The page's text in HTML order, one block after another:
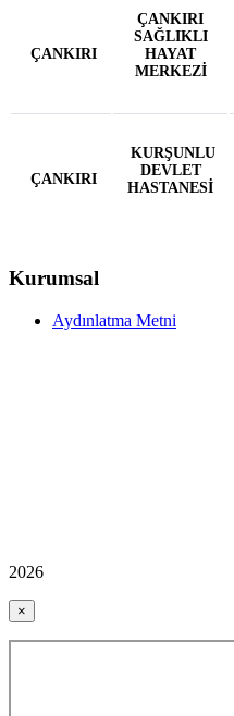
ÇANKIRI
ÇANKIRI
SAĞLIKLI
HAYAT
MERKEZİ
ÇANKIRI
KURŞUNLU
DEVLET
HASTANESİ
Kurumsal
Aydınlatma Metni
2026
×